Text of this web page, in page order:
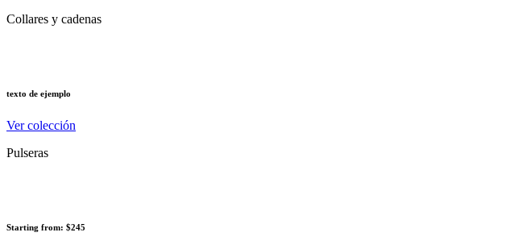
Collares y cadenas
texto de ejemplo
Ver colección
Pulseras
Starting from: $245